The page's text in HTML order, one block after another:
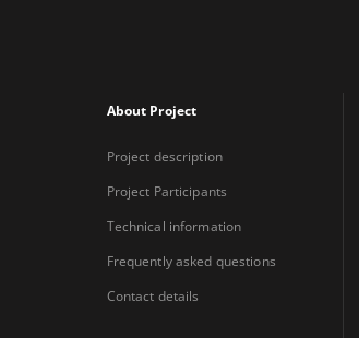
About Project
Project description
Project Participants
Technical information
Frequently asked questions
Contact details